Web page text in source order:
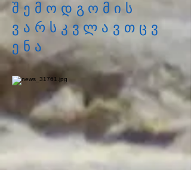
შემოდგომის
ვარსკვლავთცვ
ენა